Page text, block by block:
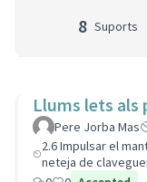
8 Suports
Llums lets als
Pere Jorba Mas
2.6 Impulsar el
neteja de